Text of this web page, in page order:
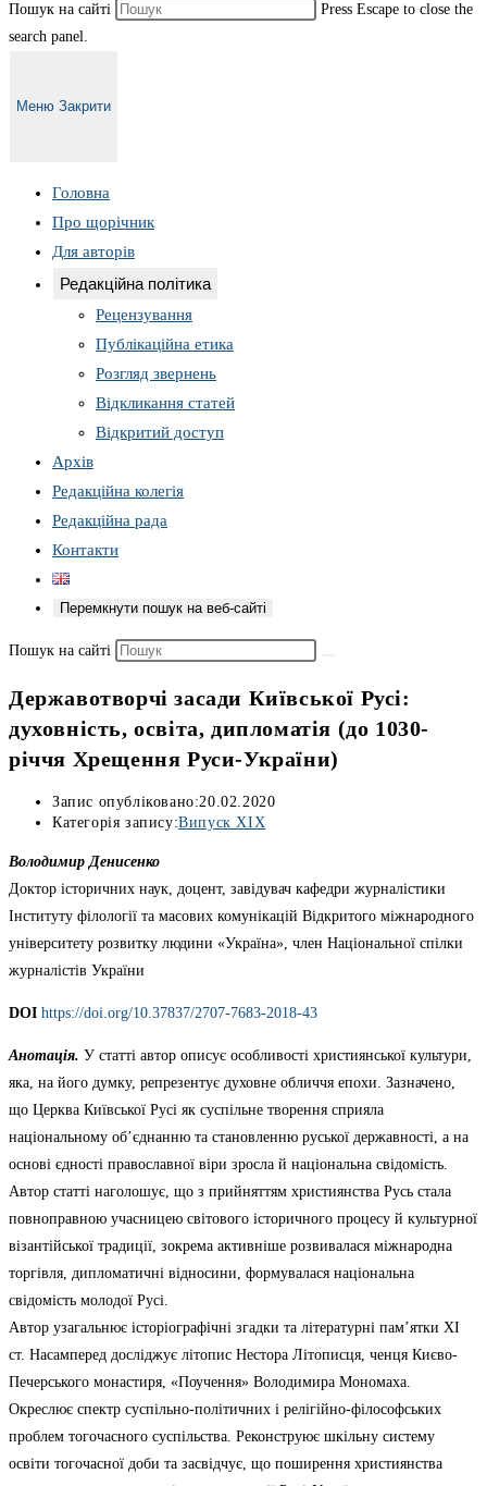
Пошук на сайті
Press Escape to close the
search panel.
Меню Закрити
Головна
Про щорічник
Для авторів
Редакційна політика
Рецензування
Публікаційна етика
Розгляд звернень
Відкликання статей
Відкритий доступ
Архів
Редакційна колегія
Редакційна рада
Контакти
Перемкнути пошук на веб-сайті
Пошук на сайті
Державотворчі засади Київської Русі:
духовність, освіта, дипломатія (до 1030-
річчя Хрещення Руси-України)
Запис опубліковано:20.02.2020
Категорія запису:Випуск XIX
Володимир Денисенко
Доктор історичних наук, доцент, завідувач кафедри журналістики
Інституту філології та масових комунікацій Відкритого міжнародного
університету розвитку людини «Україна», член Національної спілки
журналістів України
DOІ https://doi.org/10.37837/2707-7683-2018-43
Анотація. У статті автор описує особливості християнської культури,
яка, на його думку, репрезентує духовне обличчя епохи. Зазначено,
що Церква Київської Русі як суспільне творення сприяла
національному об’єднанню та становленню руської державності, а на
основі єдності православної віри зросла й національна свідомість.
Автор статті наголошує, що з прийняттям християнства Русь стала
повноправною учасницею світового історичного процесу й культурної
візантійської традиції, зокрема активніше розвивалася міжнародна
торгівля, дипломатичні відносини, формувалася національна
свідомість молодої Русі.
Автор узагальнює історіографічні згадки та літературні пам’ятки ХІ
ст. Насамперед досліджує літопис Нестора Літописця, ченця Києво-
Печерського монастиря, «Поучення» Володимира Мономаха.
Окреслює спектр суспільно-політичних і релігійно-філософських
проблем тогочасного суспільства. Реконструює шкільну систему
освіти тогочасної доби та засвідчує, що поширення християнства